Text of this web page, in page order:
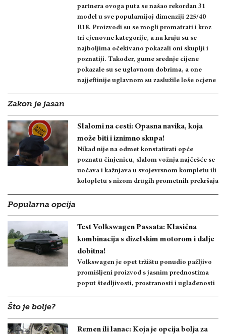
partnera ovoga puta se našao rekordan 31
model u sve popularnijoj dimenziji 225/40
R18. Proizvodi su se mogli promatrati i kroz
tri cjenovne kategorije, a na kraju su se
najboljima očekivano pokazali oni skuplji i
poznatiji. Također, gume srednje cijene
pokazale su se uglavnom dobrima, a one
najjeftinije uglavnom su zaslužile loše ocjene
Zakon je jasan
Slalomi na cesti: Opasna navika, koja
može biti i iznimno skupa!
Nikad nije na odmet konstatirati opće
poznatu činjenicu, slalom vožnja najčešće se
uočava i kažnjava u svojevrsnom kompletu ili
kolopletu s nizom drugih prometnih prekršaja
Popularna opcija
Test Volkswagen Passata: Klasična
kombinacija s dizelskim motorom i dalje
dobitna!
Volkswagen je opet tržištu ponudio pažljivo
promišljeni proizvod s jasnim prednostima
poput štedljivosti, prostranosti i uglađenosti
Što je bolje?
Remen ili lanac: Koja je opcija bolja za